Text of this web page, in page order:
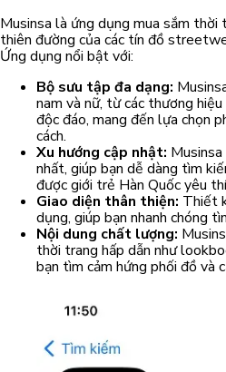
Musinsa là ứng dụng mua sắm thời
thiên đường của các tín đồ
Ứng dụng nổi bật với:
Bộ sưu tập đa dạng:
nam và nữ, từ các thương
độc đáo, mang đến lựa chọn
cách.
Xu hướng cập nhật:
nhất, giúp bạn dễ dàng tìm
được giới trẻ Hàn Quốc yêu
Giao diện thân thiện: Thiết
dụng, giúp bạn nhanh chóng
Nội dung chất lượng:
thời trang hấp dẫn như
bạn tìm cảm hứng phối đồ và